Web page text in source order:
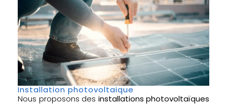
Installation photovoltaique
Nous proposons des installations photovoltaïques